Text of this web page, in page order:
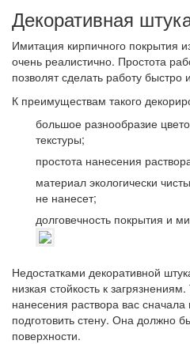
Декоративная
Имитация кирпичного покрытия
очень реалистично. Простота
позволят сделать работу быстро
К преимуществам такого
большое разнообразие
текстуры;
простота нанесения
материал экологически
не нанесет;
долговечность покрытия и
Недостатками декоративной
низкая стойкость к
нанесения раствора вас
подготовить стену. Она должно
поверхности.